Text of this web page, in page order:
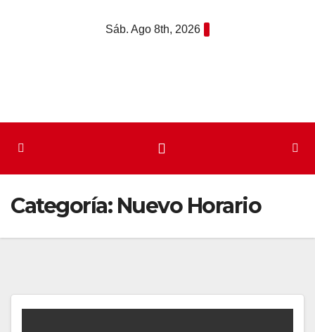
Sáb. Ago 8th, 2026
Categoría: Nuevo Horario